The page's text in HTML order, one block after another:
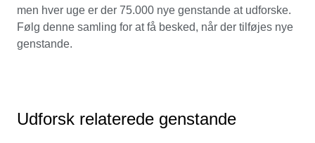
men hver uge er der 75.000 nye genstande at udforske.
Følg denne samling for at få besked, når der tilføjes nye
genstande.
Udforsk relaterede genstande